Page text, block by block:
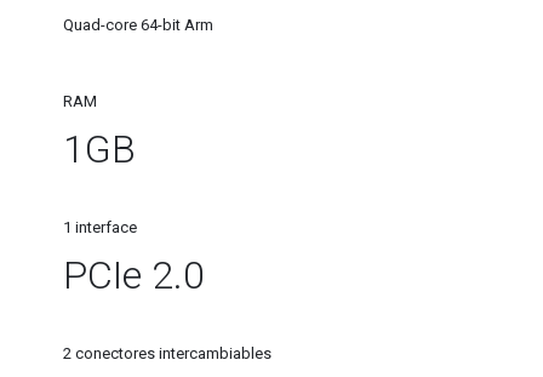
Quad-core 64-bit Arm
2 conectores intercambiables
1 interface
PCIe 2.0
RAM
1GB